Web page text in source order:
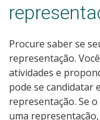
Procure saber se
representação.
atividades e
pode se candidatar
representação. Se
uma